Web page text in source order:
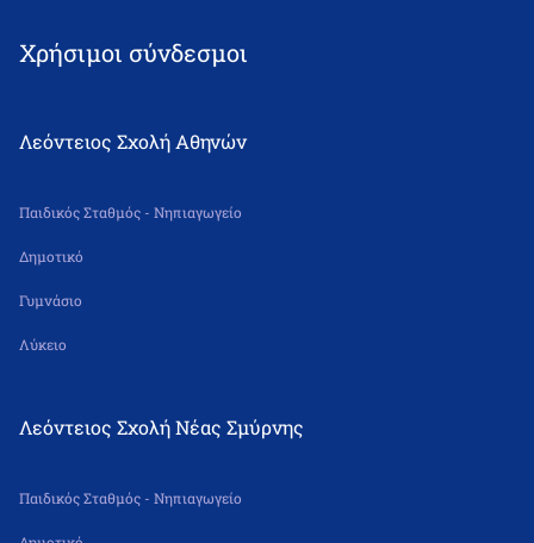
Χρήσιμοι σύνδεσμοι
Λεόντειος Σχολή Αθηνών
Παιδικός Σταθμός - Νηπιαγωγείο
Δημοτικό
Γυμνάσιο
Λύκειο
Λεόντειος Σχολή Νέας Σμύρνης
Παιδικός Σταθμός - Νηπιαγωγείο